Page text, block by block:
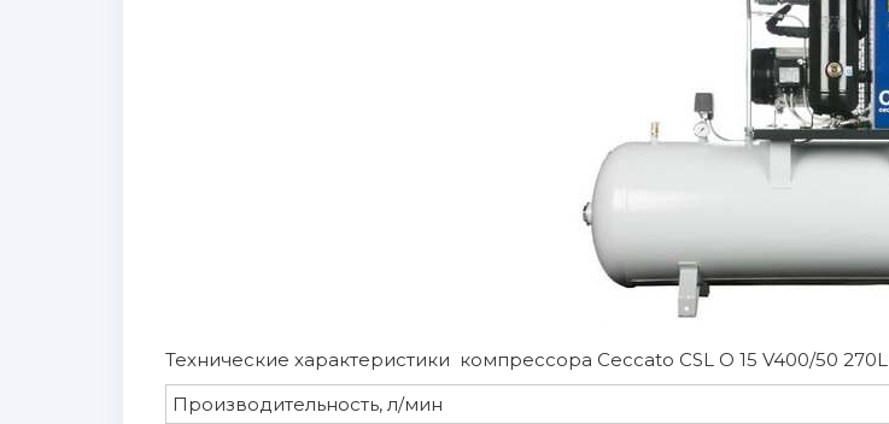
Технические характеристики компрессора Ceccato CSL O 15 V400/50 270L
Производительность, л/мин